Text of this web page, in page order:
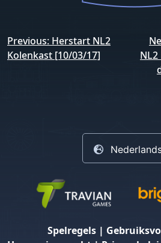
Bericht
navigatie
Previous: Herstart NL2
Kolenkast [10/03/17]
Spelregels |